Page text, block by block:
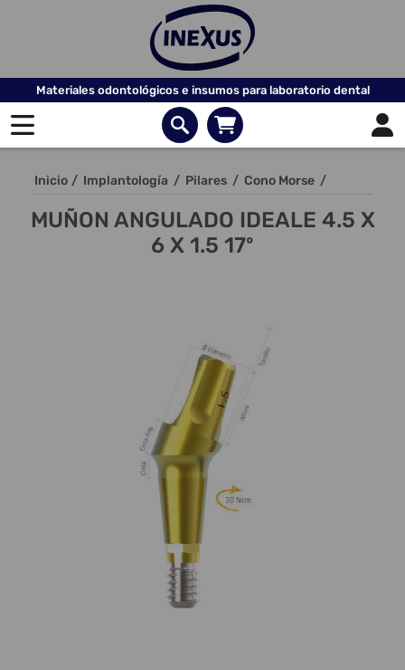
Materiales odontológicos e insumos para laboratorio dental
Inicio / Implantología / Pilares / Cono Morse /
MUÑON ANGULADO IDEALE 4.5 X
6 X 1.5 17º